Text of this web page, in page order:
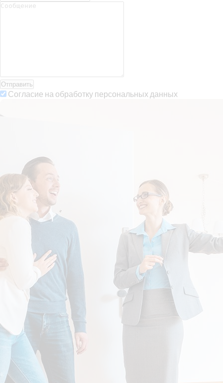
Отправить
Согласие на обработку персональных данных